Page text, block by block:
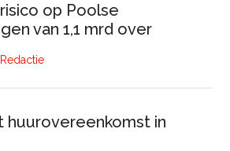
op Poolse
van 1,1 mrd over
Redactie
huurovereenkomst in